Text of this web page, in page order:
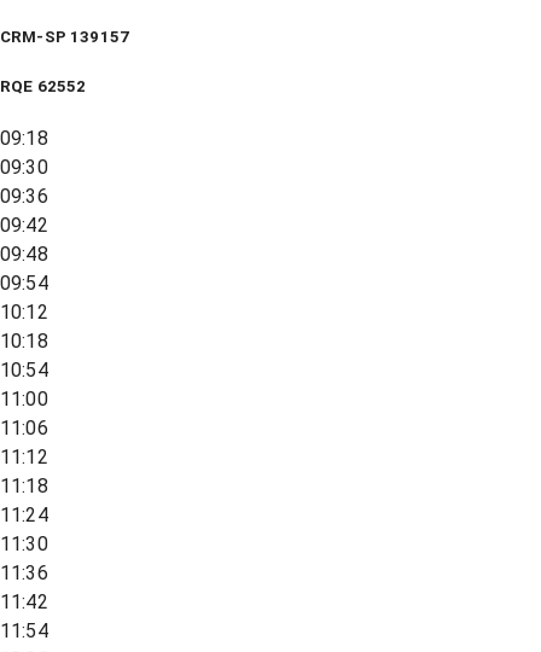
CRM-SP 139157
RQE 62552
09:18
09:30
09:36
09:42
09:48
09:54
10:12
10:18
10:54
11:00
11:06
11:12
11:18
11:24
11:30
11:36
11:42
11:54